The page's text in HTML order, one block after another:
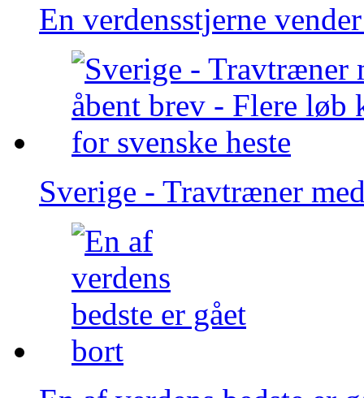
En verdensstjerne
Sverige - Travtræner